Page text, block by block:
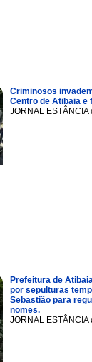
Criminosos
Centro de Atibaia e
JORNAL ESTÂNCIA
Prefeitura de
por sepulturas
Sebastião para
nomes.
JORNAL ESTÂNCIA